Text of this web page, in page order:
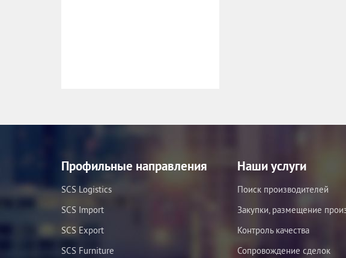
Профильные направления
SCS Logistics
SCS Import
SCS Export
SCS Furniture
Наши услуги
Поиск производителей
Закупки, размещение
Контроль качества
Сопровождение сделок